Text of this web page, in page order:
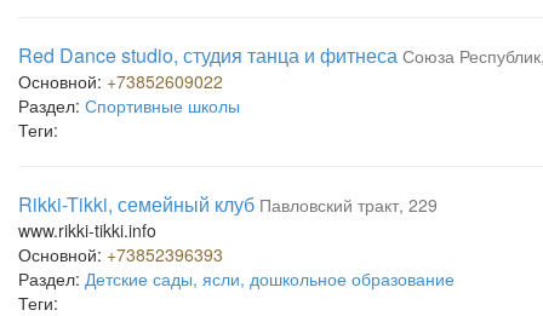
Red Dance studio, студия танца и фитнеса Союза
Основной: +73852609022
Раздел: Спортивные школы
Теги:
Rikki-Tikki, семейный клуб Павловский тракт, 229
www.rikki-tikki.info
Основной: +73852396393
Раздел: Детские сады, ясли, дошкольное образование
Теги: